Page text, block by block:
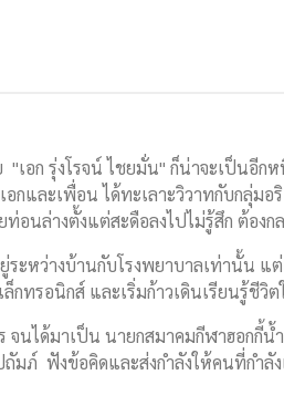
เอก รุ่งโรจน์ ไชยมั่น" ก็น่าจะเป็นอีก
และเพื่อน ได้ทะเลาะวิวาทกับกลุ่มอ
ท่อนล่างตั้งแต่สะดือลงไปไม่รู้สึก ต้อ
ะหว่างบ้านกับโรงพยาบาลเท่านั้น แ
กทรอนิกส์ และเริ่มก้าวเดินเรียนรู้ชี
จนได้มาเป็น นายกสมาคมกีฬาฮอกกี้
ภ์ ฟังข้อคิดและส่งกำลังให้คนที่กำลั